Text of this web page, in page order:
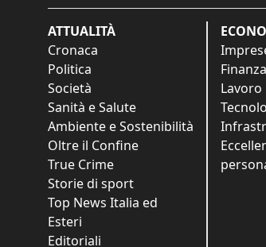
ATTUALITÀ
Cronaca
Politica
Società
Sanità e Salute
Ambiente e Sostenibilità
Oltre il Confine
True Crime
Storie di sport
Top News Italia ed
Esteri
Editoriali
Finanza
Lavoro